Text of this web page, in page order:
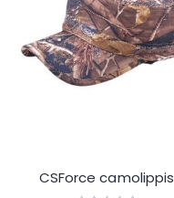
CSForce camolippis